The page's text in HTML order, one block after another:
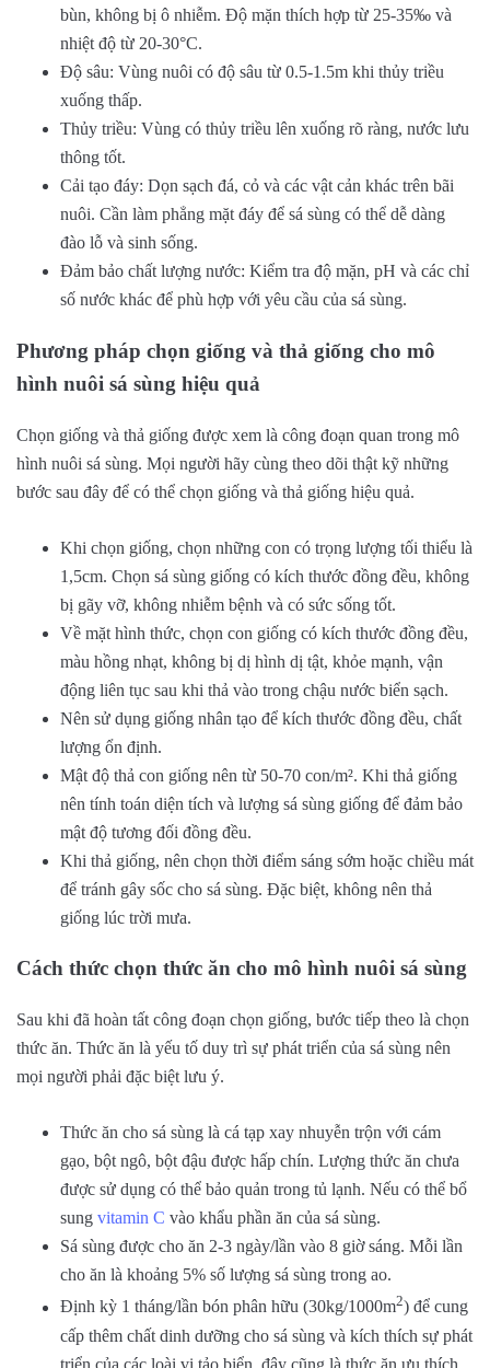
bùn, không bị ô nhiễm. Độ mặn thích hợp từ 25-35‰ và
nhiệt độ từ 20-30°C.
Độ sâu: Vùng nuôi có độ sâu từ 0.5-1.5m khi thủy triều
xuống thấp.
Thủy triều: Vùng có thủy triều lên xuống rõ ràng, nước lưu
thông tốt.
Cải tạo đáy: Dọn sạch đá, cỏ và các vật cản khác trên bãi
nuôi. Cần làm phẳng mặt đáy để sá sùng có thể dễ dàng
đào lỗ và sinh sống.
Đảm bảo chất lượng nước: Kiểm tra độ mặn, pH và các chỉ
số nước khác để phù hợp với yêu cầu của sá sùng.
Phương pháp chọn giống và thả giống cho mô
hình nuôi sá sùng hiệu quả
Chọn giống và thả giống được xem là công đoạn quan trong mô
hình nuôi sá sùng. Mọi người hãy cùng theo dõi thật kỹ những
bước sau đây để có thể chọn giống và thả giống hiệu quả.
Khi chọn giống, chọn những con có trọng lượng tối thiểu là
1,5cm. Chọn sá sùng giống có kích thước đồng đều, không
bị gãy vỡ, không nhiễm bệnh và có sức sống tốt.
Về mặt hình thức, chọn con giống có kích thước đồng đều,
màu hồng nhạt, không bị dị hình dị tật, khỏe mạnh, vận
động liên tục sau khi thả vào trong chậu nước biển sạch.
Nên sử dụng giống nhân tạo để kích thước đồng đều, chất
lượng ổn định.
Mật độ thả con giống nên từ 50-70 con/m². Khi thả giống
nên tính toán diện tích và lượng sá sùng giống để đảm bảo
mật độ tương đối đồng đều.
Khi thả giống, nên chọn thời điểm sáng sớm hoặc chiều mát
để tránh gây sốc cho sá sùng. Đặc biệt, không nên thả
giống lúc trời mưa.
Cách thức chọn thức ăn cho mô hình nuôi sá sùng
Sau khi đã hoàn tất công đoạn chọn giống, bước tiếp theo là chọn
thức ăn. Thức ăn là yếu tố duy trì sự phát triển của sá sùng nên
mọi người phải đặc biệt lưu ý.
Thức ăn cho sá sùng là cá tạp xay nhuyễn trộn với cám
gạo, bột ngô, bột đậu được hấp chín. Lượng thức ăn chưa
được sử dụng có thể bảo quản trong tủ lạnh. Nếu có thể bổ
sung vitamin C vào khẩu phần ăn của sá sùng.
Sá sùng được cho ăn 2-3 ngày/lần vào 8 giờ sáng. Mỗi lần
cho ăn là khoảng 5% số lượng sá sùng trong ao.
Định kỳ 1 tháng/lần bón phân hữu (30kg/1000m2) để cung
cấp thêm chất dinh dưỡng cho sá sùng và kích thích sự phát
triển của các loài vi tảo biển, đây cũng là thức ăn ưu thích